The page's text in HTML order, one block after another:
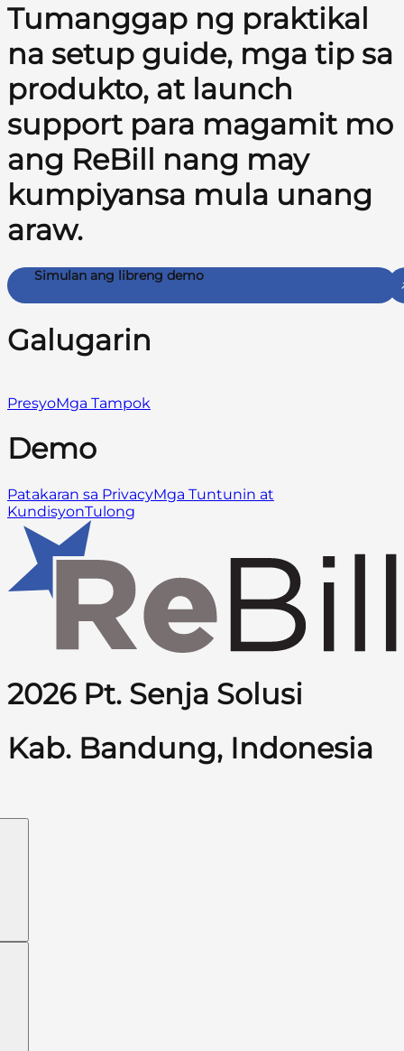
Tumanggap ng praktikal
na setup guide, mga tip sa
produkto, at launch
support para magamit mo
ang ReBill nang may
kumpiyansa mula unang
araw.
Simulan ang libreng demo
Galugarin
PresyoMga Tampok
Demo
Patakaran sa PrivacyMga Tuntunin at
KundisyonTulong
2026 Pt. Senja Solusi
Kab. Bandung, Indonesia